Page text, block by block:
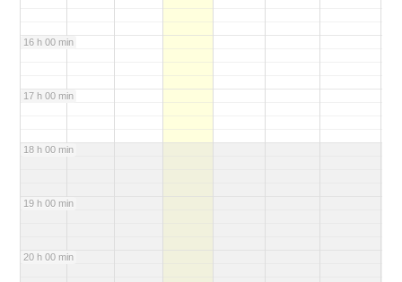
16 h 00 min
17 h 00 min
18 h 00 min
19 h 00 min
20 h 00 min